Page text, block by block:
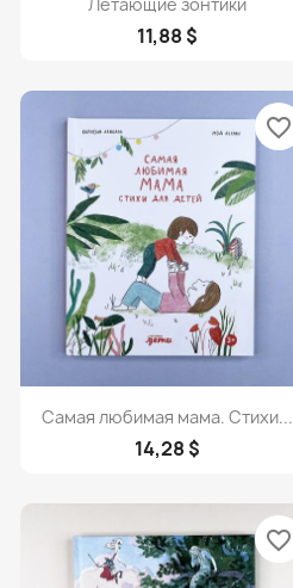
11,88 $
Просмотр
Самая любимая мама. Стихи...
14,28 $
favorite_border
favorite_border